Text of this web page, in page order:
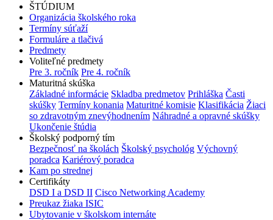
ŠTÚDIUM
Organizácia školského roka
Termíny súťaží
Formuláre a tlačivá
Predmety
Voliteľné predmety
Pre 3. ročník Pre 4. ročník
Maturitná skúška
Základné informácie Skladba predmetov Prihláška Časti
skúšky Termíny konania Maturitné komisie Klasifikácia Žiaci
so zdravotným znevýhodnením Náhradné a opravné skúšky
Ukončenie štúdia
Školský podporný tím
Bezpečnosť na školách Školský psychológ Výchovný
poradca Kariérový poradca
Kam po strednej
Certifikáty
DSD I a DSD II Cisco Networking Academy
Preukaz žiaka ISIC
Ubytovanie v školskom internáte